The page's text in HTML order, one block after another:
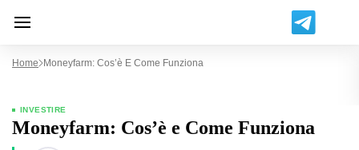
Home Moneyfarm: Cos’è E Come Funziona
INVESTIRE
Moneyfarm: Cos’è e Come Funziona